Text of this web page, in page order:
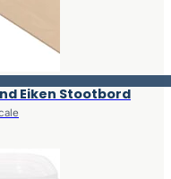
Eiken Stootbord